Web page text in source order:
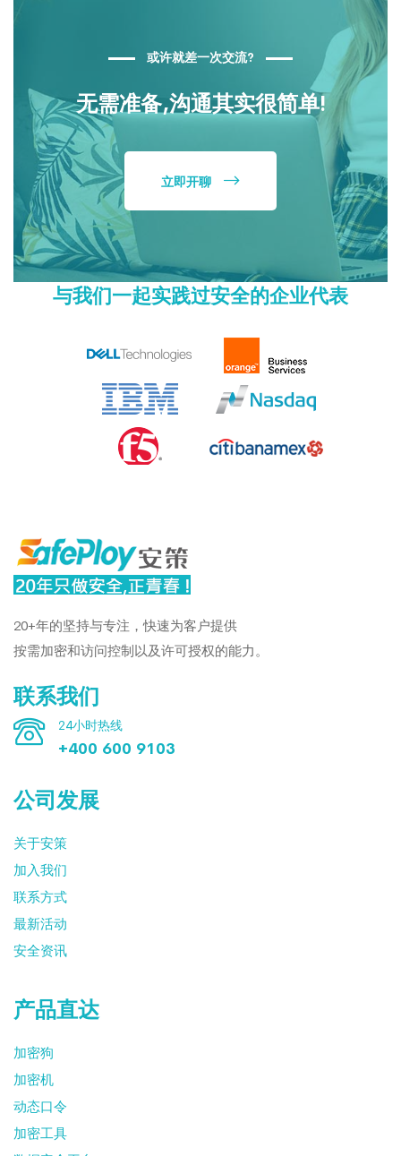
或许就差一次交流?
无需准备,沟通其实很简单!
立即开聊
与我们一起实践过安全的企业代表
20+年的坚持与专注，快速为客户提供
按需加密和访问控制以及许可授权的能力。
联系我们
24小时热线
+400 600 9103
公司发展
关于安策
加入我们
联系方式
最新活动
安全资讯
产品直达
加密狗
加密机
动态口令
加密工具